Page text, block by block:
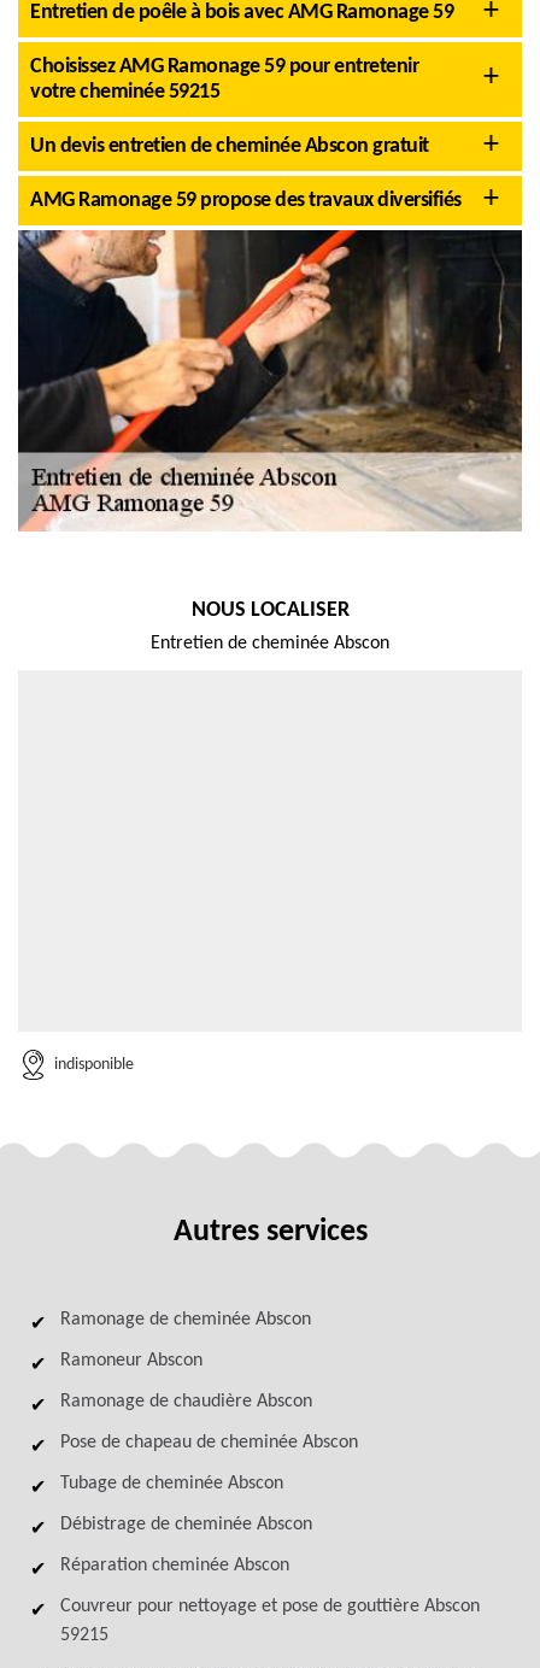
Entretien de poêle à bois avec AMG Ramonage 59
Choisissez AMG Ramonage 59 pour entretenir
votre cheminée 59215
Un devis entretien de cheminée Abscon gratuit
AMG Ramonage 59 propose des travaux diversifiés
NOUS LOCALISER
Entretien de cheminée Abscon
indisponible
Autres services
Ramonage de cheminée Abscon
Ramoneur Abscon
Ramonage de chaudière Abscon
Pose de chapeau de cheminée Abscon
Tubage de cheminée Abscon
Débistrage de cheminée Abscon
Réparation cheminée Abscon
Couvreur pour nettoyage et pose de gouttière Abscon
59215